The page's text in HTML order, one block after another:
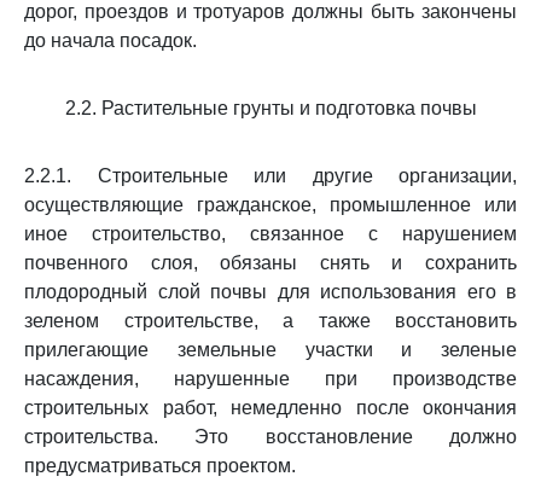
дорог, проездов и тротуаров должны быть закончены
до начала посадок.
2.2. Растительные грунты и подготовка почвы
2.2.1. Строительные или другие организации,
осуществляющие гражданское, промышленное или
иное строительство, связанное с нарушением
почвенного слоя, обязаны снять и сохранить
плодородный слой почвы для использования его в
зеленом строительстве, а также восстановить
прилегающие земельные участки и зеленые
насаждения, нарушенные при производстве
строительных работ, немедленно после окончания
строительства. Это восстановление должно
предусматриваться проектом.